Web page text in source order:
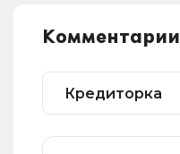
Комментарии